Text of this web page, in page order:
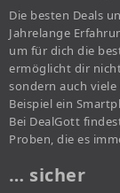
Die besten Deals
Jahrelange
um für dich die
ermöglicht dir
sondern auch
Beispiel ein
Bei DealGott
Proben, die es
… sicher